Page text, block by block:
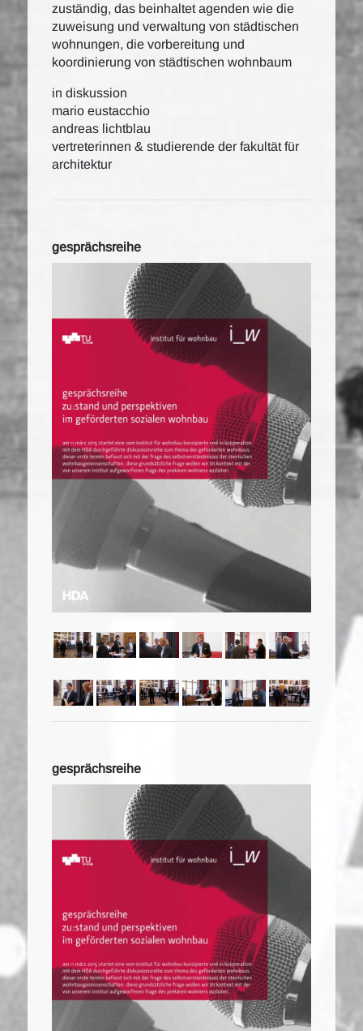
zuständig, das beinhaltet agenden wie die
zuweisung und verwaltung von städtischen
wohnungen, die vorbereitung und
koordinierung von städtischen wohnbaum
in diskussion
mario eustacchio
andreas lichtblau
vertreterinnen & studierende der fakultät für
architektur
gesprächsreihe
gesprächsreihe